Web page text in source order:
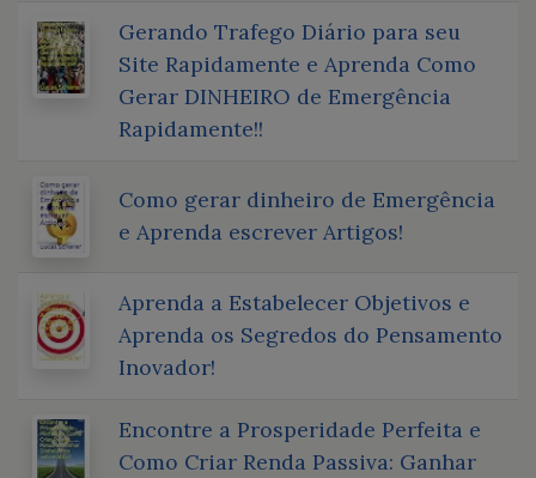
Gerando Trafego Diário para seu
Site Rapidamente e Aprenda Como
Gerar DINHEIRO de Emergência
Rapidamente!!
Como gerar dinheiro de Emergência
e Aprenda escrever Artigos!
Aprenda a Estabelecer Objetivos e
Aprenda os Segredos do Pensamento
Inovador!
Encontre a Prosperidade Perfeita e
Como Criar Renda Passiva: Ganhar